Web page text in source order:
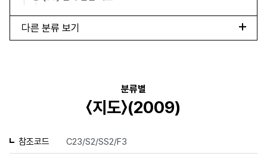
다른 분류 보기
분류별
〈지도〉(2009)
참조코드 C23/S2/SS2/F3